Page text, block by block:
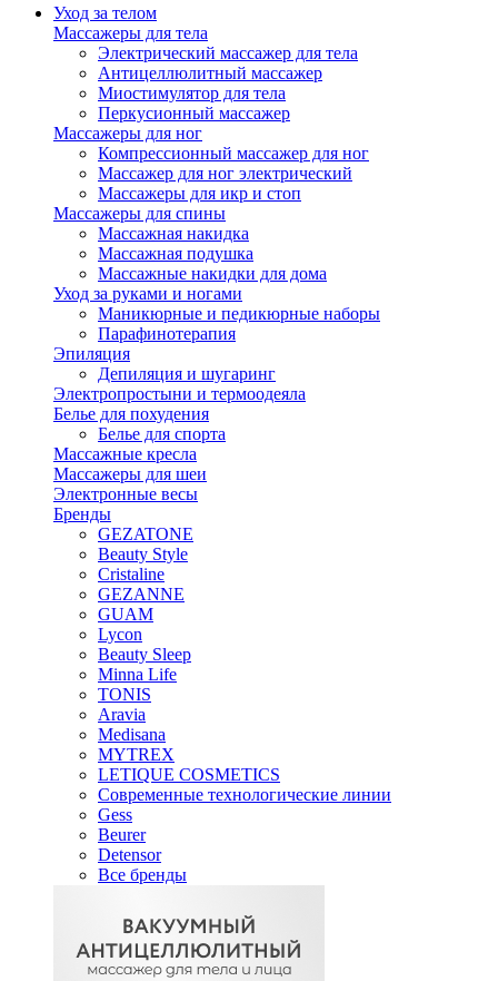
Уход за телом
Массажеры для тела
Электрический массажер для тела
Антицеллюлитный массажер
Миостимулятор для тела
Перкусионный массажер
Массажеры для ног
Компрессионный массажер для ног
Массажер для ног электрический
Массажеры для икр и стоп
Массажеры для спины
Массажная накидка
Массажная подушка
Массажные накидки для дома
Уход за руками и ногами
Маникюрные и педикюрные наборы
Парафинотерапия
Эпиляция
Депиляция и шугаринг
Электропростыни и термоодеяла
Белье для похудения
Белье для спорта
Массажные кресла
Массажеры для шеи
Электронные весы
Бренды
GEZATONE
Beauty Style
Cristaline
GEZANNE
GUAM
Lycon
Beauty Sleep
Minna Life
TONIS
Aravia
Medisana
MYTREX
LETIQUE COSMETICS
Современные технологические линии
Gess
Beurer
Detensor
Все бренды